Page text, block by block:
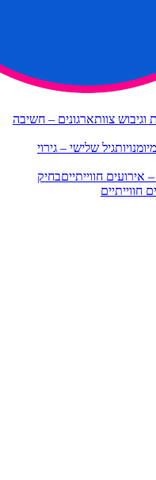
ארגונים – חשיבה
גיל שלישי – גירוי
בחיק
חווייתיים